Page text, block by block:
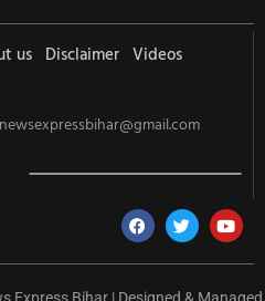
us Disclaimer Videos